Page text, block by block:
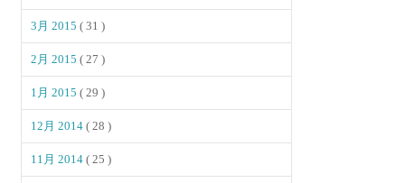
3月 2015( 31 )
2月 2015( 27 )
1月 2015( 29 )
12月 2014( 28 )
11月 2014( 25 )